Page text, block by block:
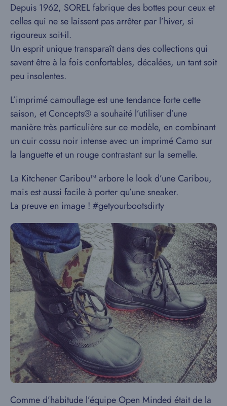
Depuis 1962, SOREL fabrique des bottes pour ceux et
celles qui ne se laissent pas arrêter par l’hiver, si
rigoureux soit-il.
Un esprit unique transparaît dans des collections qui
savent être à la fois confortables, décalées, un tant soit
peu insolentes.
L’imprimé camouflage est une tendance forte cette
saison, et Concepts® a souhaité l’utiliser d’une
manière très particulière sur ce modèle, en combinant
un cuir cossu noir intense avec un imprimé Camo sur
la languette et un rouge contrastant sur la semelle.
La Kitchener Caribou™ arbore le look d’une Caribou,
mais est aussi facile à porter qu’une sneaker.
La preuve en image ! #getyourbootsdirty
Comme d’habitude l’équipe Open Minded était de la